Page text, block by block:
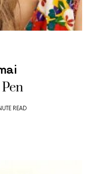
READ